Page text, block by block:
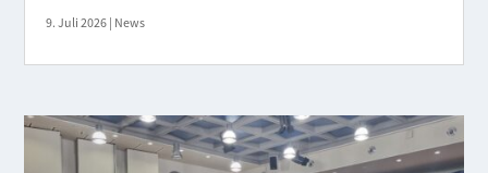
9. Juli 2026 | News